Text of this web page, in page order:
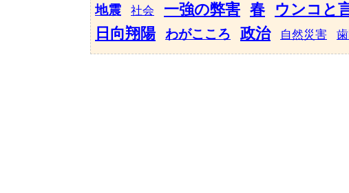
地震 社会 一強の弊害 春 ウンコと
日向翔陽
わがこころ 政治 自然災害